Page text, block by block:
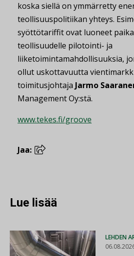
koska siellä on ymmärretty
teollisuuspolitiikan yhteys.
syöttötariffit ovat luoneet
teollisuudelle pilotointi- ja
liiketoimintamahdollisuuksia,
ollut uskottavuutta
toimitusjohtaja Jarmo
Management Oy:stä.
www.tekes.fi/groove
Jaa:
Lue lisää
LEHDEN